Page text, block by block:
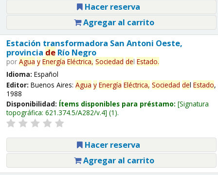
Hacer reserva
Agregar al carrito
Estación transformadora San Antoni Oeste,
provincia deRío Negro
por Agua y Energía Eléctrica, Sociedad del Estado.
Idioma: Español
Editor: Buenos Aires: Agua y Energía Eléctrica, Sociedad del Estado,
1988
Disponibilidad: Ítems disponibles para préstamo: Signatura
topográfica: 621.374.5/A282/v.4 (1).
Hacer reserva
Agregar al carrito